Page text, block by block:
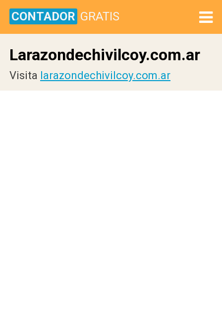
CONTADOR GRATIS
Larazondechivilcoy.com.ar
Visita larazondechivilcoy.com.ar